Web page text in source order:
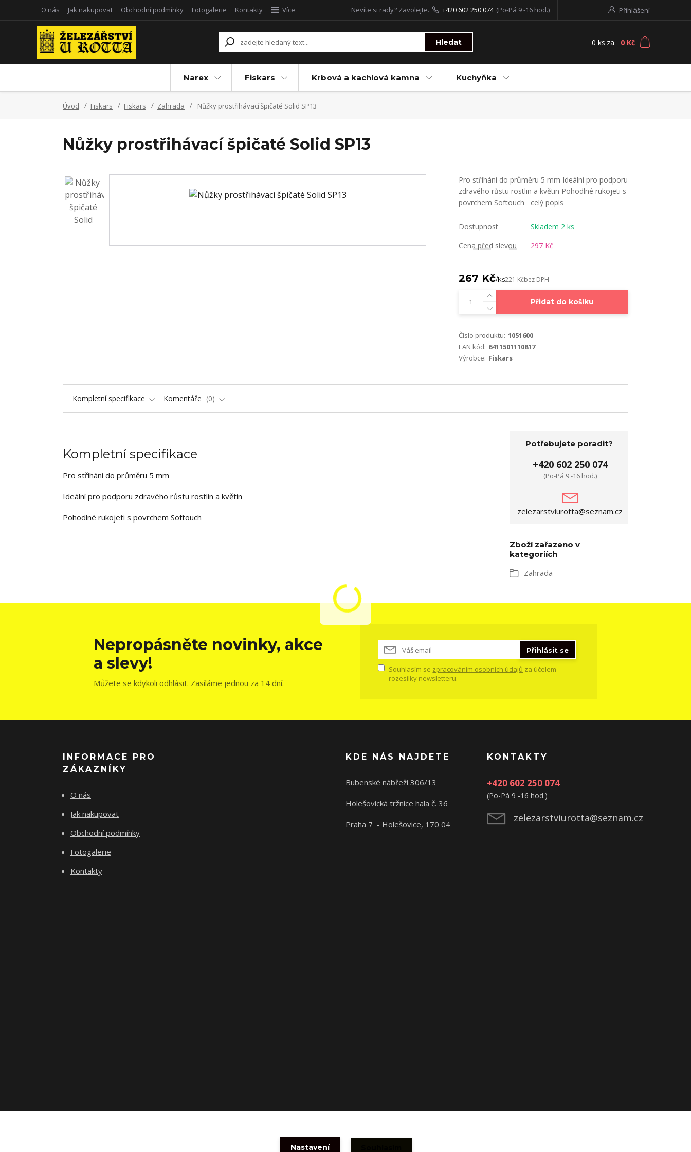
O nás Jak nakupovat Obchodní podmínky Fotogalerie Kontakty Více Přihlášení
Hledat
Nevíte si rady? Zavolejte. +420 602 250 074 (Po-Pá 9 -16 hod.)
0 ks za 0 Kč
Narex Fiskars Krbová a kachlová kamna Kuchyňka
Úvod Fiskars Fiskars Zahrada Nůžky prostřihávací špičaté Solid SP13
Nůžky prostřihávací špičaté Solid SP13
Pro stříhání do průměru 5 mm Ideální pro podporu
zdravého růstu rostlin a květin Pohodlné rukojeti s
povrchem Softouch celý popis
Dostupnost
Skladem 2 ks
Cena před slevou
297 Kč
267 Kč/ks221 Kčbez DPH
Přidat do košíku
Číslo produktu: 1051600
EAN kód: 6411501110817
Výrobce: Fiskars
Kompletní specifikace Komentáře 0
Kompletní specifikace
Pro stříhání do průměru 5 mm
Ideální pro podporu zdravého růstu rostlin a květin
Pohodlné rukojeti s povrchem Softouch
Potřebujete poradit?
+420 602 250 074
(Po-Pá 9 -16 hod.)
zelezarstviurotta@seznam.cz
Zboží zařazeno v
kategoriích
Zahrada
Nepropásněte novinky, akce
a slevy!
Můžete se kdykoli odhlásit. Zasíláme jednou za 14 dní.
Přihlásit se
Souhlasím se zpracováním osobních údajů za účelem
rozesílky newsletteru.
INFORMACE PRO
ZÁKAZNÍKY
O nás
Jak nakupovat
Obchodní podmínky
Fotogalerie
Kontakty
KDE NÁS NAJDETE
Bubenské nábřeží 306/13
Holešovická tržnice hala č. 36
Praha 7 - Holešovice, 170 04
KONTAKTY
+420 602 250 074
(Po-Pá 9 -16 hod.)
zelezarstviurotta@seznam.cz
Nastavení